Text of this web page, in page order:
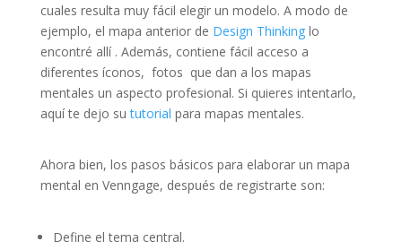
cuales resulta muy fácil elegir un modelo. A modo de
ejemplo, el mapa anterior de Design Thinkinglo
encontré allí . Además, contiene fácil acceso a
diferentes íconos, fotos que dan a los mapas
mentales un aspecto profesional. Si quieres intentarlo,
aquí te dejo sututorial para mapas mentales.
Ahora bien, los pasos básicos para elaborar un mapa
mental en Venngage, después de registrarte son:
Define el tema central.